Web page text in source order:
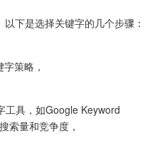
下是选择关键字的几个步骤：
策略，
工具，如Google Keyword
索量和竞争度，